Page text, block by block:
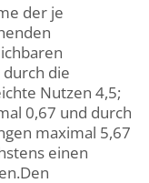
der je
die
Nutzen 4,5;
0,67 und durch
maximal 5,67
einen